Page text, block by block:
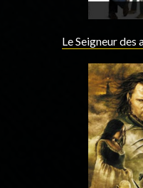
Le Seigneur des